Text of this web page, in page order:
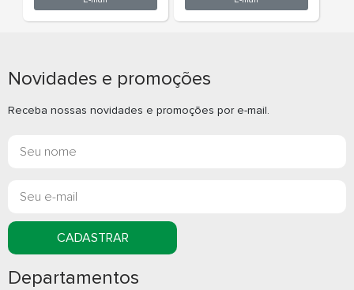
Novidades e promoções
Receba nossas novidades e promoções por e-mail.
CADASTRAR
Departamentos